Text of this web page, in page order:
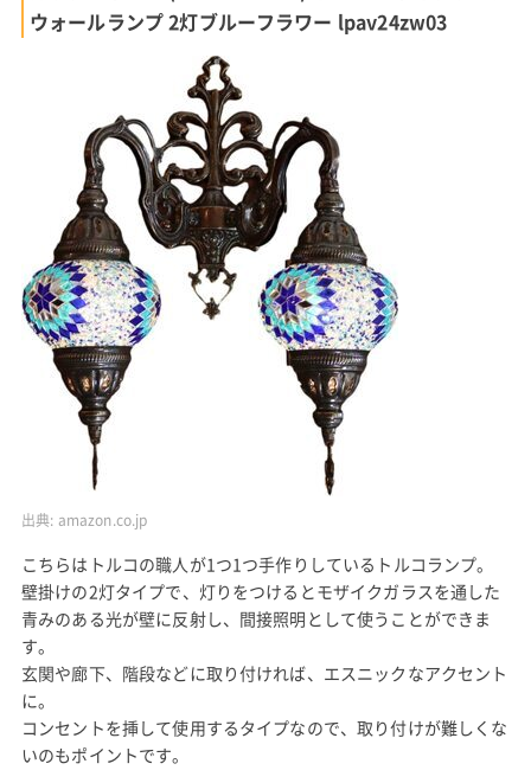
ウォールランプ 2灯ブルーフラワー lpav24zw03
出典: amazon.co.jp
こちらはトルコの職人が1つ1つ手作りしているトルコランプ。
壁掛けの2灯タイプで、灯りをつけるとモザイクガラスを通した
青みのある光が壁に反射し、間接照明として使うことができま
す。
玄関や廊下、階段などに取り付ければ、エスニックなアクセント
に。
コンセントを挿して使用するタイプなので、取り付けが難しくな
いのもポイントです。